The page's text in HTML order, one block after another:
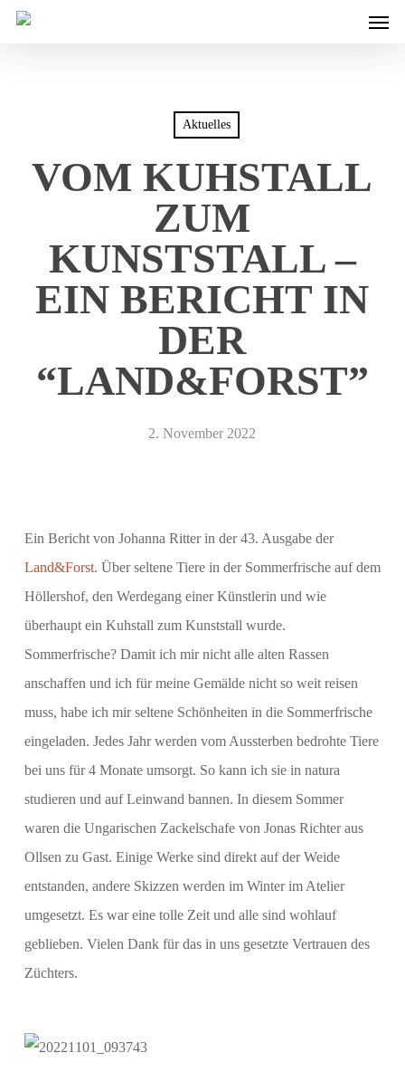
Skip
Menu
Aktuelles
VOM KUHSTALL
ZUM
KUNSTSTALL –
EIN BERICHT IN
DER
“LAND&FORST”
2. November 2022
Ein Bericht von Johanna Ritter in der 43. Ausgabe der
Land&Forst. Über seltene Tiere in der Sommerfrische auf dem
Höllershof, den Werdegang einer Künstlerin und wie
überhaupt ein Kuhstall zum Kunststall wurde.
Sommerfrische? Damit ich mir nicht alle alten Rassen
anschaffen und ich für meine Gemälde nicht so weit reisen
muss, habe ich mir seltene Schönheiten in die Sommerfrische
eingeladen. Jedes Jahr werden vom Aussterben bedrohte Tiere
bei uns für 4 Monate umsorgt. So kann ich sie in natura
studieren und auf Leinwand bannen. In diesem Sommer
waren die Ungarischen Zackelschafe von Jonas Richter aus
Ollsen zu Gast. Einige Werke sind direkt auf der Weide
entstanden, andere Skizzen werden im Winter im Atelier
umgesetzt. Es war eine tolle Zeit und alle sind wohlauf
geblieben. Vielen Dank für das in uns gesetzte Vertrauen des
Züchters.